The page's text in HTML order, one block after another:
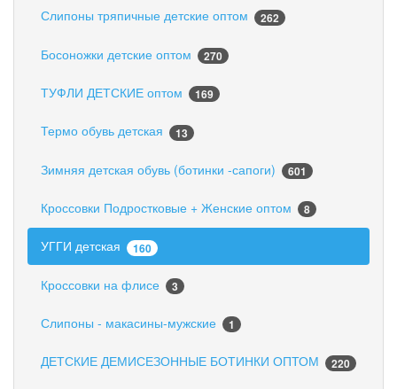
Слипоны тряпичные детские оптом 262
Босоножки детские оптом 270
ТУФЛИ ДЕТСКИЕ оптом 169
Термо обувь детская 13
Зимняя детская обувь (ботинки -сапоги) 601
Кроссовки Подростковые + Женские оптом 8
УГГИ детская 160
Кроссовки на флисе 3
Слипоны - макасины-мужские 1
ДЕТСКИЕ ДЕМИСЕЗОННЫЕ БОТИНКИ ОПТОМ 220